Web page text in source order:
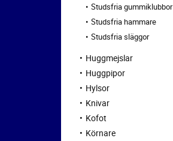
Studsfria gummiklubbor
Studsfria hammare
Studsfria släggor
Huggmejslar
Huggpipor
Hylsor
Knivar
Kofot
Körnare